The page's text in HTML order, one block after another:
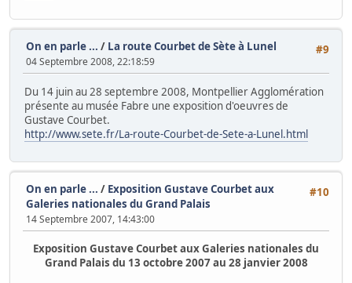
#9
On en parle ... / La route Courbet de Sète à Lunel
04 Septembre 2008, 22:18:59
Du 14 juin au 28 septembre 2008, Montpellier Agglomération
présente au musée Fabre une exposition d'oeuvres de
Gustave Courbet.
http://www.sete.fr/La-route-Courbet-de-Sete-a-Lunel.html
#10
On en parle ... / Exposition Gustave Courbet aux
Galeries nationales du Grand Palais
14 Septembre 2007, 14:43:00
Exposition Gustave Courbet aux Galeries nationales du
Grand Palais du 13 octobre 2007 au 28 janvier 2008